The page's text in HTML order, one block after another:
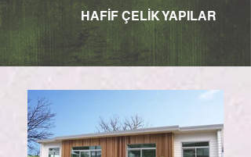
HAFİF ÇELİK YAPILAR